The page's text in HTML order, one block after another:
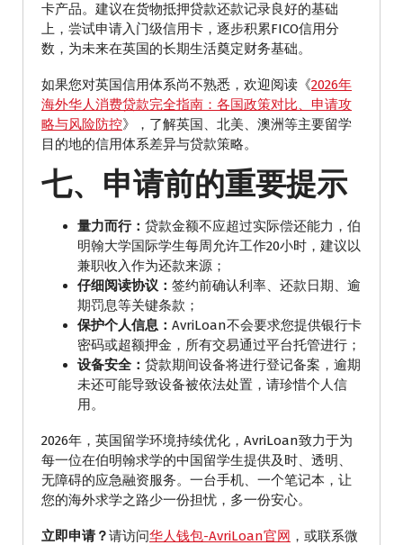
卡产品。建议在货物抵押贷款还款记录良好的基础
上，尝试申请入门级信用卡，逐步积累FICO信用分
数，为未来在英国的长期生活奠定财务基础。
如果您对英国信用体系尚不熟悉，欢迎阅读《2026年
海外华人消费贷款完全指南：各国政策对比、申请攻
略与风险防控》，了解英国、北美、澳洲等主要留学
目的地的信用体系差异与贷款策略。
七、申请前的重要提示
量力而行： 贷款金额不应超过实际偿还能力，伯
明翰大学国际学生每周允许工作20小时，建议以
兼职收入作为还款来源；
仔细阅读协议： 签约前确认利率、还款日期、逾
期罚息等关键条款；
保护个人信息： AvriLoan不会要求您提供银行卡
密码或超额押金，所有交易通过平台托管进行；
设备安全： 贷款期间设备将进行登记备案，逾期
未还可能导致设备被依法处置，请珍惜个人信
用。
2026年，英国留学环境持续优化，AvriLoan致力于为
每一位在伯明翰求学的中国留学生提供及时、透明、
无障碍的应急融资服务。一台手机、一个笔记本，让
您的海外求学之路少一份担忧，多一份安心。
立即申请？请访问华人钱包-AvriLoan官网 ，或联系微